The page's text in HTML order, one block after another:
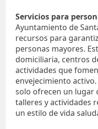
Servicios para
Ayuntamiento de
recursos para
personas mayores.
domiciliaria, centros
actividades que
envejecimiento
solo ofrecen un lugar
talleres y actividades
un estilo de vida